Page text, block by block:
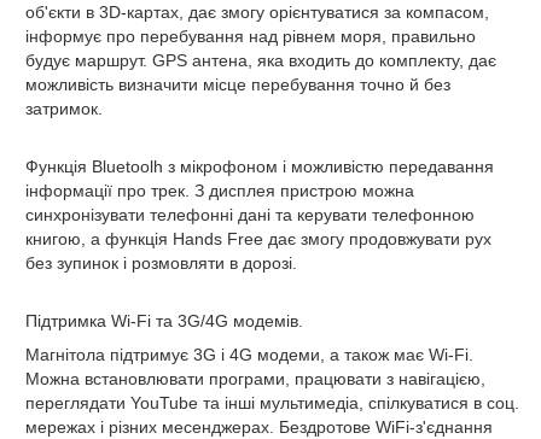
об'єкти в 3D-картах, дає змогу орієнтуватися за компасом,
інформує про перебування над рівнем моря, правильно
будує маршрут. GPS антена, яка входить до комплекту, дає
можливість визначити місце перебування точно й без
затримок.
Функція Bluetoolh з мікрофоном і можливістю передавання
інформації про трек. З дисплея пристрою можна
синхронізувати телефонні дані та керувати телефонною
книгою, а функція Hands Free дає змогу продовжувати рух
без зупинок і розмовляти в дорозі.
Підтримка Wi-Fi та 3G/4G модемів.
Магнітола підтримує 3G і 4G модеми, а також має Wi-Fi.
Можна встановлювати програми, працювати з навігацією,
переглядати YouTube та інші мультимедіа, спілкуватися в соц.
мережах і різних месенджерах. Бездротове WiFi-з'єднання